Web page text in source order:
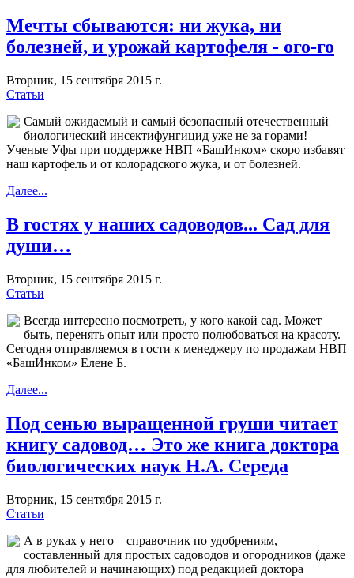
Мечты сбываются: ни жука, ни
болезней, и урожай картофеля - ого-го
Вторник, 15 сентября 2015 г.
Статьи
Самый ожидаемый и самый безопасный отечественный
биологический инсектифунгицид уже не за горами!
Ученые Уфы при поддержке НВП «БашИнком» скоро избавят
наш картофель и от колорадского жука, и от болезней.
Далее...
В гостях у наших садоводов... Сад для
души…
Вторник, 15 сентября 2015 г.
Статьи
Всегда интересно посмотреть, у кого какой сад. Может
быть, перенять опыт или просто полюбоваться на красоту.
Сегодня отправляемся в гости к менеджеру по продажам НВП
«БашИнком» Елене Б.
Далее...
Под сенью выращенной груши читает
книгу садовод… Это же книга доктора
биологических наук Н.А. Середа
Вторник, 15 сентября 2015 г.
Статьи
А в руках у него – справочник по удобрениям,
составленный для простых садоводов и огородников (даже
для любителей и начинающих) под редакцией доктора